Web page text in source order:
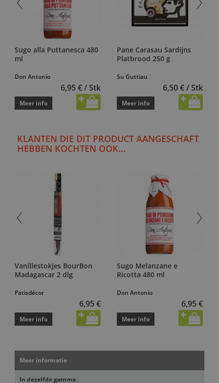
Sugo alla Puttanesca 480
ml
Don Antonio
6,95 € / Stk
Meer info
Pane Carasau Sardijns
Platbrood 250 g
Su Guttiau
6,50 € / Stk
Meer info
KLANTEN DIE DIT PRODUCT AANGESCHAFT
HEBBEN KOCHTEN OOK...
Vanillestokjes BourBon
Madagascar 2 dlg
Patisdécor
6,95 €
Meer info
Sugo Melanzane e
Ricotta 480 ml
Don Antonio
6,95 €
Meer info
Meer informatie
In dezelfde gamma